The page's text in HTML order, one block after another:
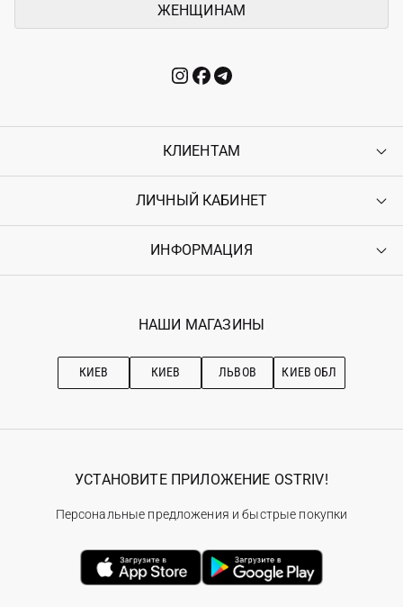
ЖЕНЩИНАМ
КЛИЕНТАМ
Контакты
Возврат
Гарантия
ЛИЧНЫЙ КАБИНЕТ
Войти
Ostriv Club+
ИНФОРМАЦИЯ
Наши магазини
Рекомендации по уходу
НАШИ МАГАЗИНЫ
КИЕВ КИЕВ ЛЬВОВ КИЕВ ОБЛ
УСТАНОВИТЕ ПРИЛОЖЕНИЕ OSTRIV!
Персональные предложения и быстрые покупки